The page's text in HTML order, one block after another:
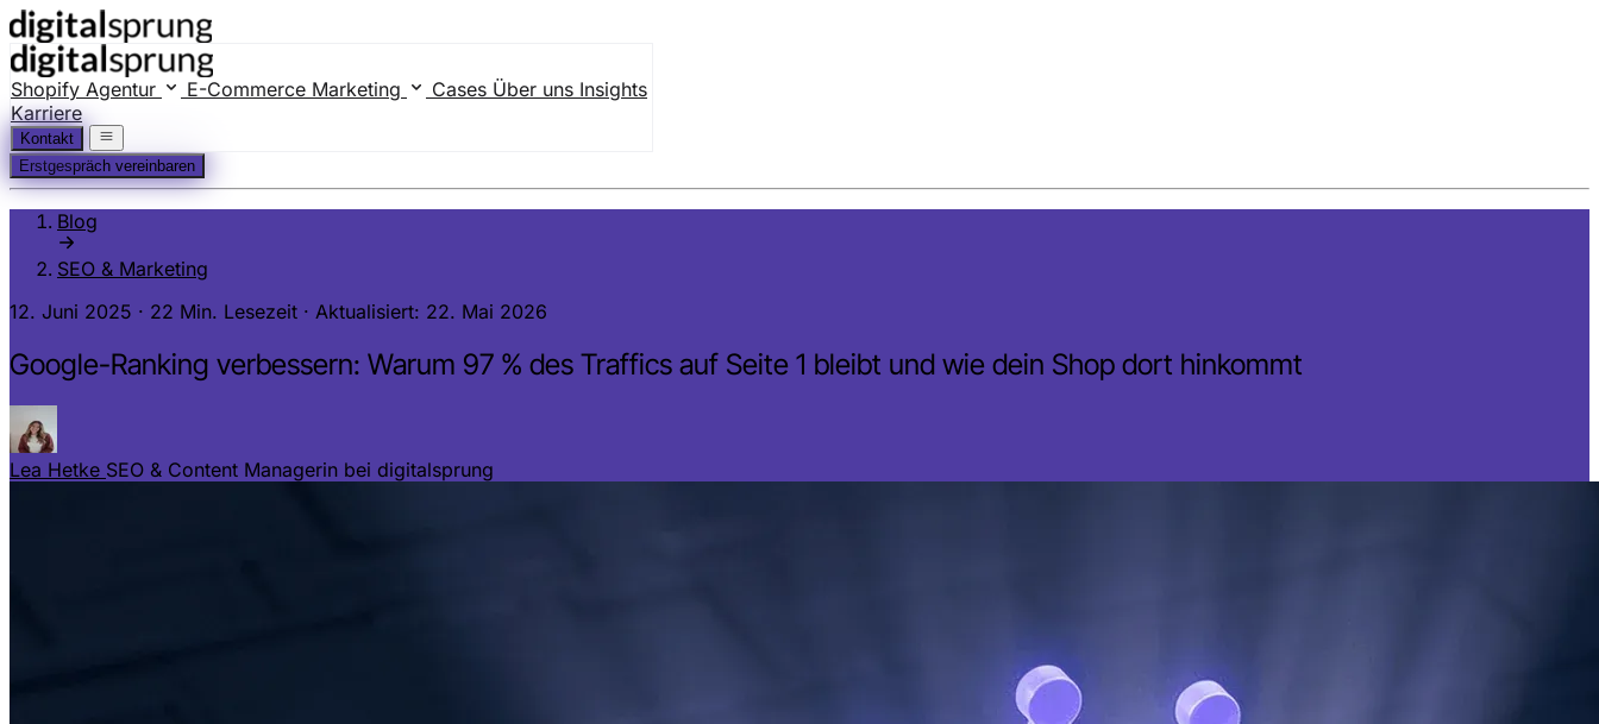
Shopify Agentur E-Commerce Marketing Cases Über uns Insights
Karriere
Kontakt
Erstgespräch vereinbaren
Blog
SEO & Marketing
12. Juni 2025 · 22 Min. Lesezeit · Aktualisiert: 22. Mai 2026
Google-Ranking verbessern: Warum 97 % des Traffics auf Seite 1 bleibt und wie dein Shop dort hinkommt
Lea Hetke SEO & Content Managerin bei digitalsprung